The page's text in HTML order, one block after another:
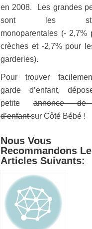
en 2008. Les grandes
sont les
monoparentales (- 2,7%
crèches et -2,7% pour
garderies).
Pour trouver
garde d’enfant,
petiteannonce de
d’enfantsur Côté Bébé !
Nous Vous
Recommandons
Articles Suivants: